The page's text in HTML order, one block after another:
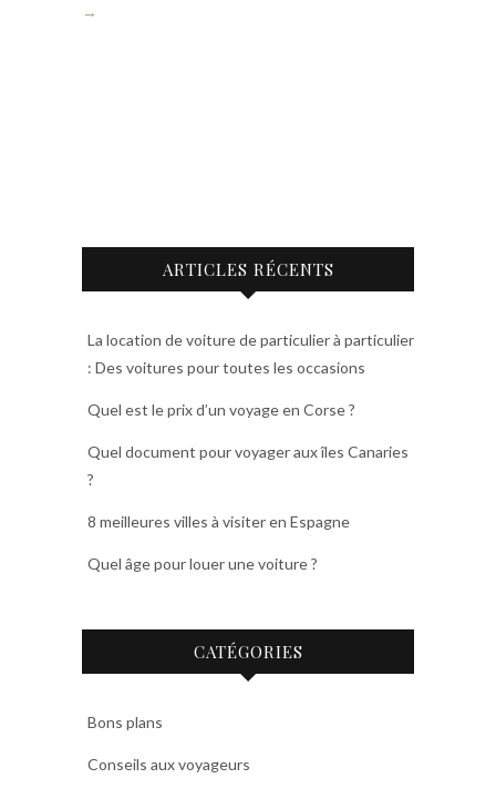
→
ARTICLES RÉCENTS
La location de voiture de particulier à particulier
: Des voitures pour toutes les occasions
Quel est le prix d’un voyage en Corse ?
Quel document pour voyager aux îles Canaries
?
8 meilleures villes à visiter en Espagne
Quel âge pour louer une voiture ?
CATÉGORIES
Bons plans
Conseils aux voyageurs